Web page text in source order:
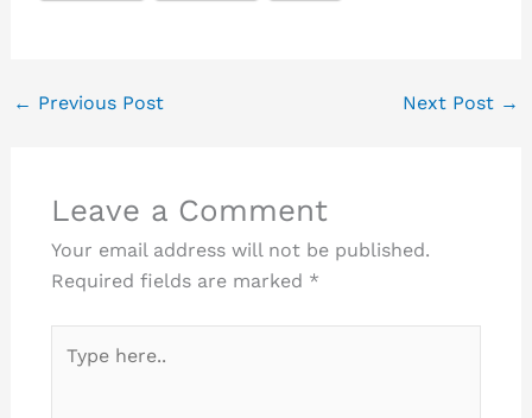
← Previous Post Next Post →
Leave a Comment
Your email address will not be published.
Required fields are marked *
here..